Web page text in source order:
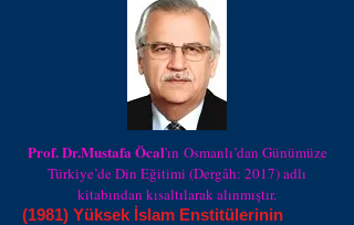
Prof. Dr.Mustafa Öcal'ın Osmanlı’dan Günümüze
Türkiye’de Din Eğitimi (Dergâh: 2017) adlı
kitabından kısaltılarak alınmıştır.
(1981) Yüksek İslam Enstitülerinin